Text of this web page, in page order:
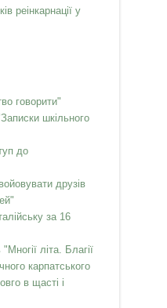
реінкарнації у
говорити"
шкільного
до
друзів
за 16
літа. Благії
карпатського
в щасті і